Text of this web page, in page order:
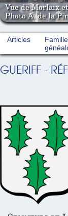
Vue de Morlaix
Photo A. de la
Articles
GUERIFF -